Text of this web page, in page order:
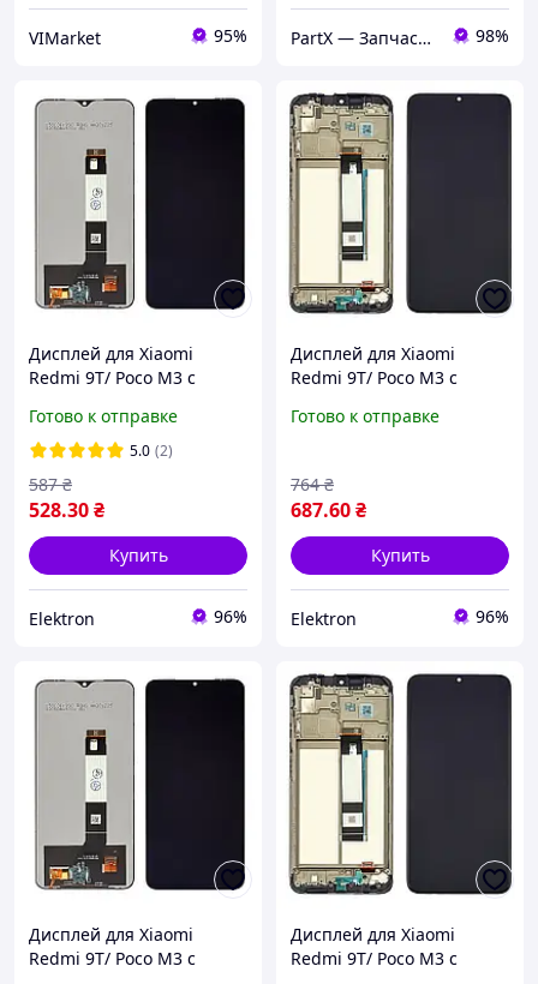
VIMarket 95% PartX — Запчастини для смартфонів 98%
Дисплей для Xiaomi
Redmi 9T/ Poco M3 с
экран, дисплейный
модуль, модуль экрана
Готово к отправке
5.0 (2)
528.30₴
587 ₴
Купить
Elektron 96%
Дисплей для Xiaomi
Redmi 9T/ Poco M3 с
корпусной рамкой |
модуль, модуль экрана
Готово к отправке
687.60₴
764 ₴
Купить
Elektron 96%
Дисплей для Xiaomi
Redmi 9T/ Poco M3 с
Дисплей для Xiaomi
Redmi 9T/ Poco M3 с